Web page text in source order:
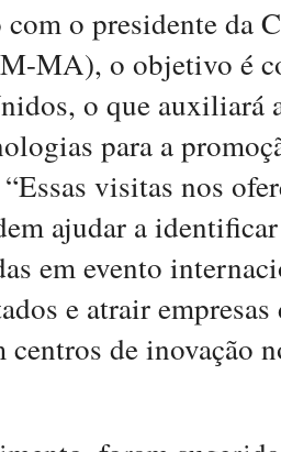
o presidente da
MA), o objetivo é
o que auxiliará
para a
visitas nos
ajudar a
em evento
e atrair
de inovação